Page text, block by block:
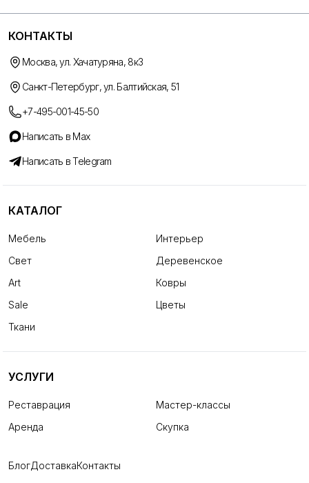
КОНТАКТЫ
Москва, ул. Хачатуряна, 8к3
Санкт-Петербург, ул. Балтийская, 51
+7-495-001-45-50
Написать в Max
Написать в Telegram
КАТАЛОГ
Мебель
Интерьер
Свет
Деревенское
Art
Ковры
Sale
Цветы
Ткани
УСЛУГИ
Реставрация
Мастер-классы
Аренда
Скупка
БлогДоставкаКонтакты